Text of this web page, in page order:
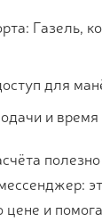
Газель,
для
и
цене и